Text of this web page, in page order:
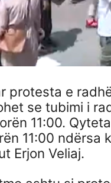
protesta e
se tubimi i
11:00.
11:00 ndërsa
Erjon Veliaj.